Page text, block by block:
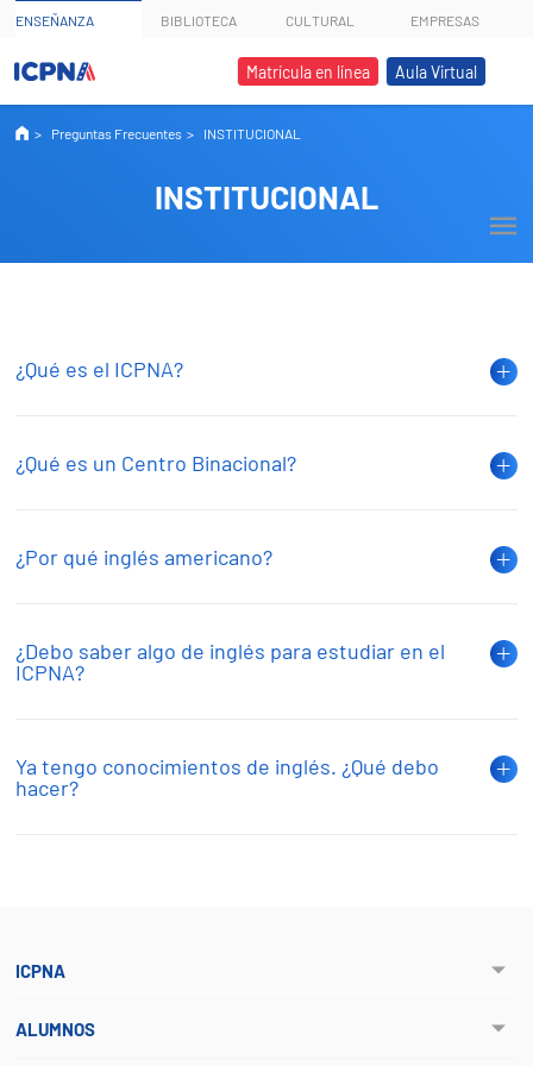
ENSEÑANZA BIBLIOTECA CULTURAL EMPRESAS
Matrícula en línea Aula Virtual
Preguntas Frecuentes INSTITUCIONAL
INSTITUCIONAL
¿Qué es el ICPNA?
¿Qué es un Centro Binacional?
¿Por qué inglés americano?
¿Debo saber algo de inglés para estudiar en el
ICPNA?
Ya tengo conocimientos de inglés. ¿Qué debo
hacer?
ICPNA
ALUMNOS